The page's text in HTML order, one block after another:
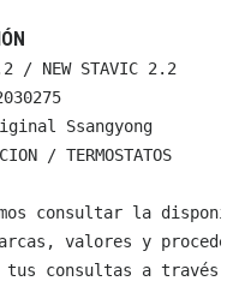
2.2 / NEW STAVIC 2.2
Ssangyong
/ TERMOSTATOS
consultar la
valores y
consultas a través